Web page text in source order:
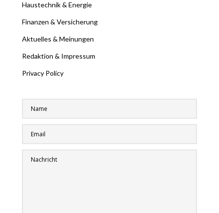
Haustechnik & Energie
Finanzen & Versicherung
Aktuelles & Meinungen
Redaktion & Impressum
Privacy Policy